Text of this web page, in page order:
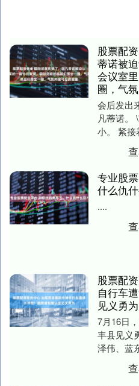
股票配
蒂诺被
会议室
圈，气
会后发出
凡蒂诺。
小。 紧接
拉夫斯
承认世....
专业股
什么仇
....
股票配
自行车
见义勇为
7月16日
丰县见义
泽伟、蓝
日，蓝
心，冲上